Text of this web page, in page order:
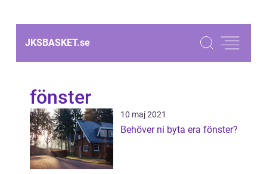
JKSBASKET.se
fönster
10 maj 2021
Behöver ni byta era fönster?